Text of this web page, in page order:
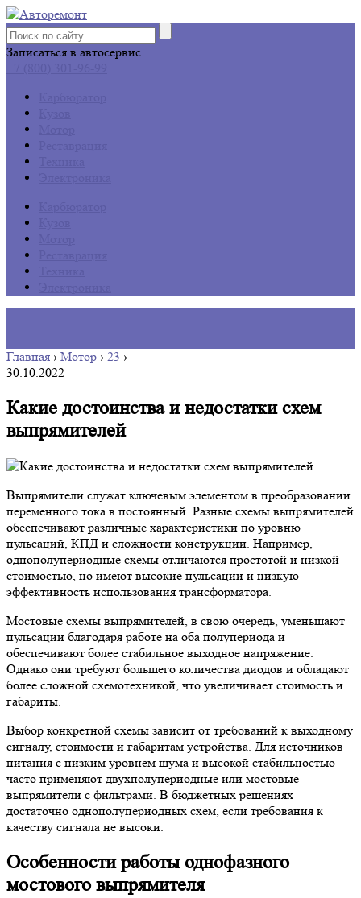
Записаться в автосервис
Главная › Мотор › 23 ›
30.10.2022
Какие достоинства и недостатки схем
выпрямителей
Выпрямители служат ключевым элементом в преобразовании
переменного тока в постоянный. Разные схемы выпрямителей
обеспечивают различные характеристики по уровню
пульсаций, КПД и сложности конструкции. Например,
однополупериодные схемы отличаются простотой и низкой
стоимостью, но имеют высокие пульсации и низкую
эффективность использования трансформатора.
Мостовые схемы выпрямителей, в свою очередь, уменьшают
пульсации благодаря работе на оба полупериода и
обеспечивают более стабильное выходное напряжение.
Однако они требуют большего количества диодов и обладают
более сложной схемотехникой, что увеличивает стоимость и
габариты.
Выбор конкретной схемы зависит от требований к выходному
сигналу, стоимости и габаритам устройства. Для источников
питания с низким уровнем шума и высокой стабильностью
часто применяют двухполупериодные или мостовые
выпрямители с фильтрами. В бюджетных решениях
достаточно однополупериодных схем, если требования к
качеству сигнала не высоки.
Особенности работы однофазного
мостового выпрямителя